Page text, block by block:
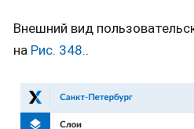
Внешний вид
на Рис. 348..